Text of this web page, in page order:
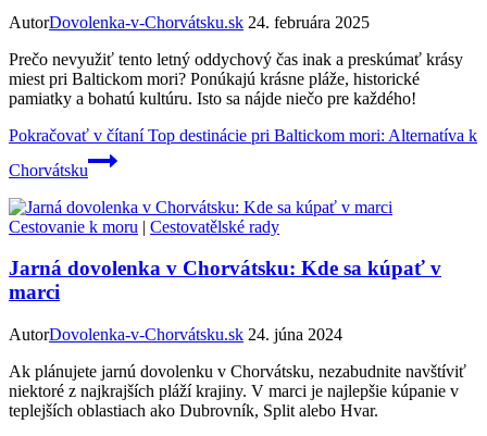
AutorDovolenka-v-Chorvátsku.sk 24. februára 2025
Prečo nevyužiť tento letný oddychový čas inak a preskúmať krásy
miest pri Baltickom mori? Ponúkajú krásne pláže, historické
pamiatky a bohatú kultúru. Isto sa nájde niečo pre každého!
Pokračovať v čítaníTop destinácie pri Baltickom mori: Alternatíva k
Chorvátsku
Cestovanie k moru | Cestovatělské rady
Jarná dovolenka v Chorvátsku: Kde sa kúpať v
marci
AutorDovolenka-v-Chorvátsku.sk 24. júna 2024
Ak plánujete jarnú dovolenku v Chorvátsku, nezabudnite navštíviť
niektoré z najkrajších pláží krajiny. V marci je najlepšie kúpanie v
teplejších oblastiach ako Dubrovník, Split alebo Hvar.